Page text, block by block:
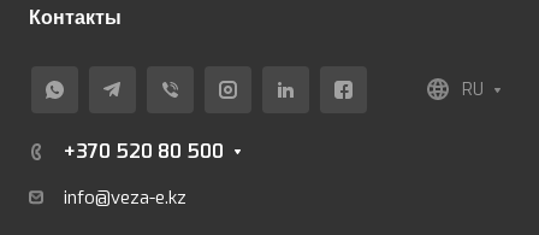
Контакты
RU
+370 520 80 500
info@veza-e.kz